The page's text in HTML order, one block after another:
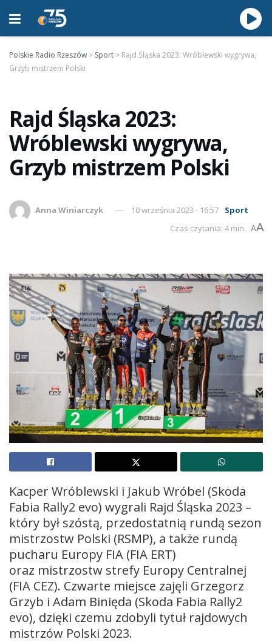
Polskie Radio Rzeszów > Sport > Rajd Śląska 2023: Wróblewski wygrywa,
Grzyb mistrzem Polski
Rajd Śląska 2023:
Wróblewski wygrywa,
Grzyb mistrzem Polski
Anna Winiarczyk 10 września 2023 - 16:57
Sport
Czas czytania: 4 min. AA
Kacper Wróblewski i Jakub Wróbel (Skoda
Fabia Rally2 evo) wygrali Rajd Śląska 2023 –
który był szóstą, przedostatnią rundą sezon
mistrzostw Polski (RSMP), a także rundą
pucharu Europy FIA (FIA ERT)
oraz mistrzostw strefy Europy Centralnej
(FIA CEZ). Czwarte miejsce zajęli Grzegorz
Grzyb i Adam Binięda (Skoda Fabia Rally2
evo), dzięki czemu zdobyli tytuł rajdowych
mistrzów Polski 2023.